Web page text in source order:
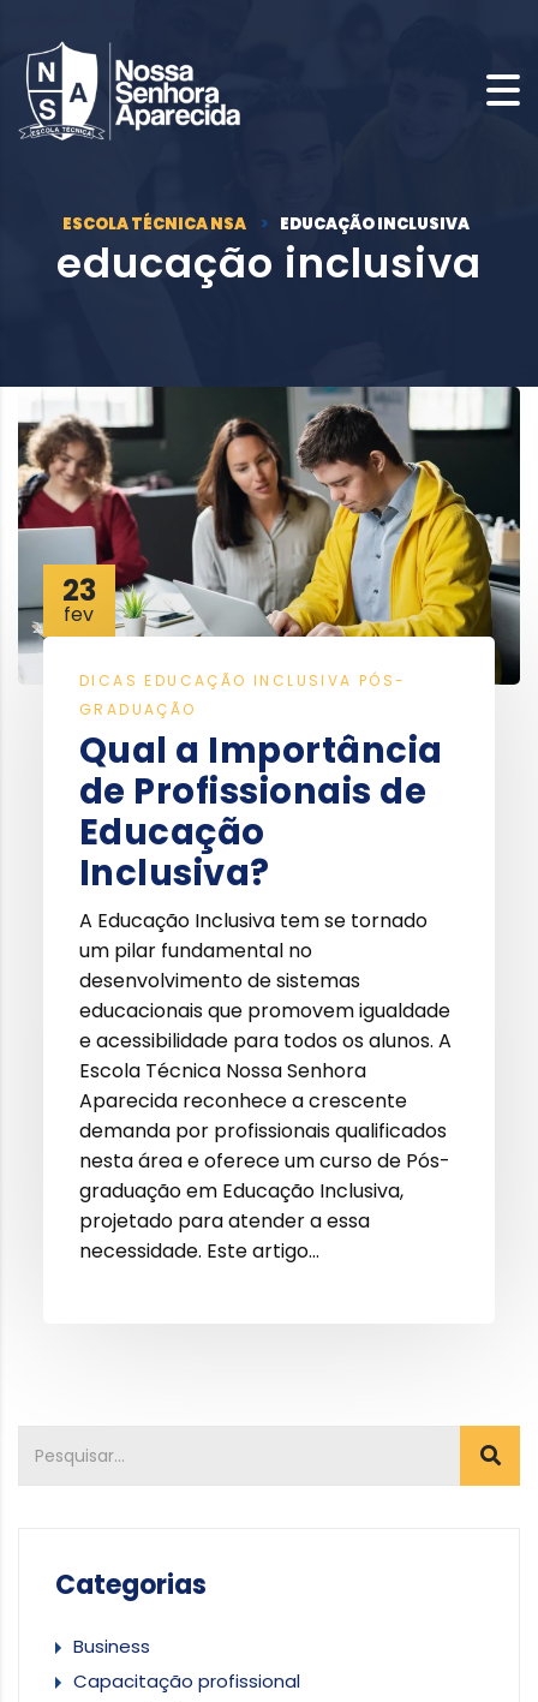
ESCOLA TÉCNICA NSA > EDUCAÇÃO INCLUSIVA
educação inclusiva
23
fev
DICASEDUCAÇÃO INCLUSIVA PÓS-
GRADUAÇÃO
Qual a Importância
de Profissionais de
Educação
Inclusiva?
A Educação Inclusiva tem se tornado
um pilar fundamental no
desenvolvimento de sistemas
educacionais que promovem igualdade
e acessibilidade para todos os alunos. A
Escola Técnica Nossa Senhora
Aparecida reconhece a crescente
demanda por profissionais qualificados
nesta área e oferece um curso de Pós-
graduação em Educação Inclusiva,
projetado para atender a essa
necessidade. Este artigo…
Categorias
Business
Capacitação profissional